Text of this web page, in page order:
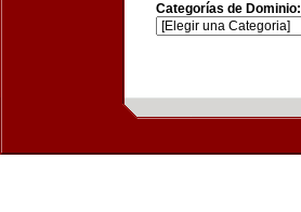
Categorías de Dominio: